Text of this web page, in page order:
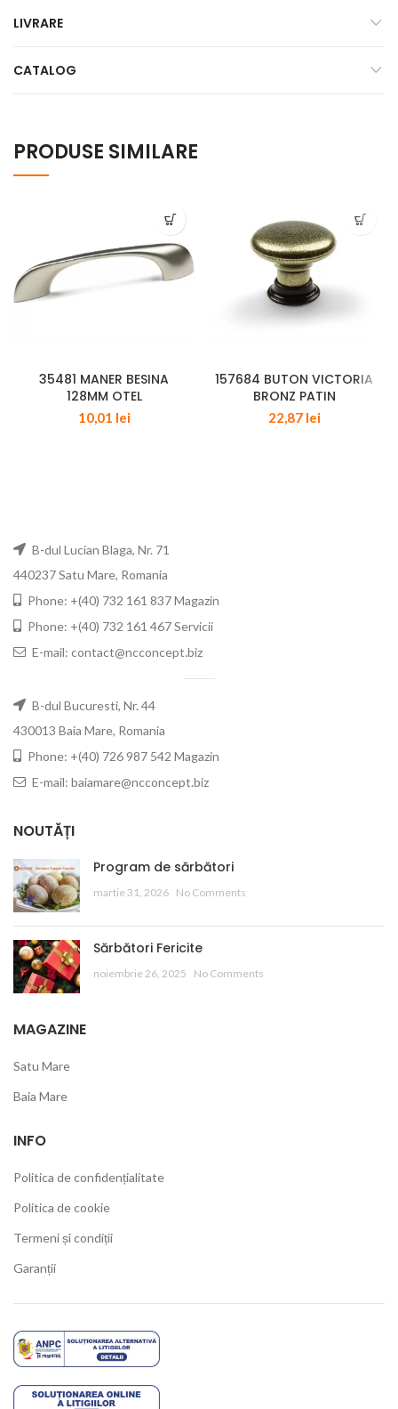
LIVRARE
CATALOG
PRODUSE SIMILARE
35481 MANER BESINA
128MM OTEL
10,01 lei
157684 BUTON VICTORIA
BRONZ PATIN
22,87 lei
B-dul Lucian Blaga, Nr. 71
440237 Satu Mare, Romania
Phone: +(40) 732 161 837 Magazin
Phone: +(40) 732 161 467 Servicii
E-mail: contact@ncconcept.biz
B-dul Bucuresti, Nr. 44
430013 Baia Mare, Romania
Phone: +(40) 726 987 542 Magazin
E-mail: baiamare@ncconcept.biz
NOUTĂȚI
Program de sărbători
martie 31, 2026 No Comments
Sărbători Fericite
noiembrie 26, 2025 No Comments
MAGAZINE
Satu Mare
Baia Mare
INFO
Politica de confidențialitate
Politica de cookie
Termeni și condiții
Garanții